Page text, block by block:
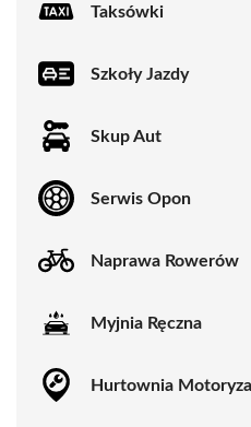
Taksówki
Szkoły Jazdy
Skup Aut
Serwis Opon
Naprawa Rowerów
Myjnia Ręczna
Hurtownia